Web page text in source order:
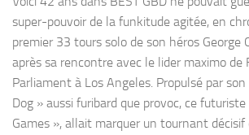
super-pouvoir de la funkitude agitée, en
premier 33 tours solo de son héros George
après sa rencontre avec le lider maximo de
Parliament à Los Angeles. Propulsé par
Dog » aussi furibard que provoc, ce
Games », allait marquer un tournant décisif